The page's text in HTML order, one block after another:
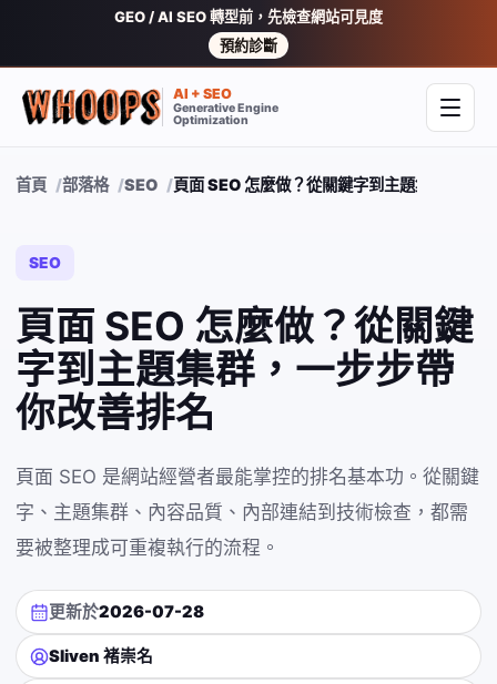
GEO / AI SEO 轉型前，先檢查網站可見度
預約診斷
AI + SEO
Generative Engine
Optimization
開啟
首頁 部落格 SEO 頁面 SEO 怎麼做？從關鍵字到主題集群，一
SEO
頁面 SEO 怎麼做？從關鍵
字到主題集群，一步步帶
你改善排名
頁面 SEO 是網站經營者最能掌控的排名基本功。從關鍵
字、主題集群、內容品質、內部連結到技術檢查，都需
要被整理成可重複執行的流程。
更新於2026-07-28
Sliven 褚崇名